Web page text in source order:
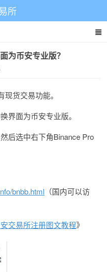
所
为币安专业版？
货交易功能。
界面为币安专业版。
后选中右下角Binance Pro
bnbb.html （国内可以访
交易所注册图文教程》